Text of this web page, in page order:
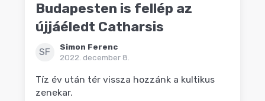
Budapesten is fellép az
újjáéledt Catharsis
SF
Simon Ferenc
2022. december 8.
Tíz év után tér vissza hozzánk a kultikus
zenekar.